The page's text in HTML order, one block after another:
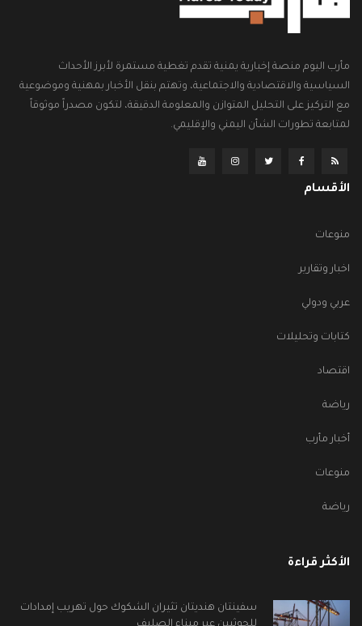
مأرب اليوم منصة إخبارية يمنية تقدم تغطية مستمرة لأبرز الأحداث
السياسية والاقتصادية والاجتماعية، وتهتم بنقل الأخبار بمهنية وموضوعية
مع التركيز على التحليل المتوازن والمعلومة الدقيقة، لتكون مصدراً موثوقاً
لمتابعة تطورات الشأن اليمني والإقليمي.
الأقسام
منوعات
اخبار وتقارير
عربي ودولي
كتابات وتحليلات
اقتصاد
رياضة
أخبار مأرب
منوعات
رياضة
الأكثر قراءة
سفينتان هنديتان تثيران الشكوك حول تهريب إمدادات